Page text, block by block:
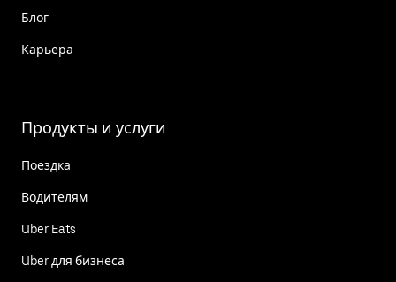
Блог
Карьера
Продукты и услуги
Поездка
Водителям
Uber Eats
Uber для бизнеса